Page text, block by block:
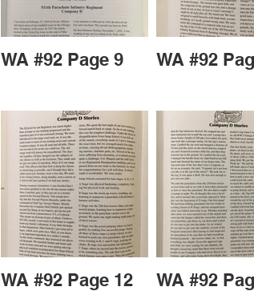
WA #92 Page 9 WA #92
WA #92 Page 12 WA #92